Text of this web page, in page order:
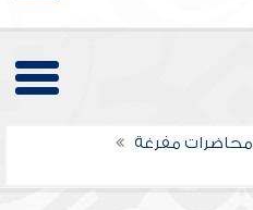
محاضرات مفرغة